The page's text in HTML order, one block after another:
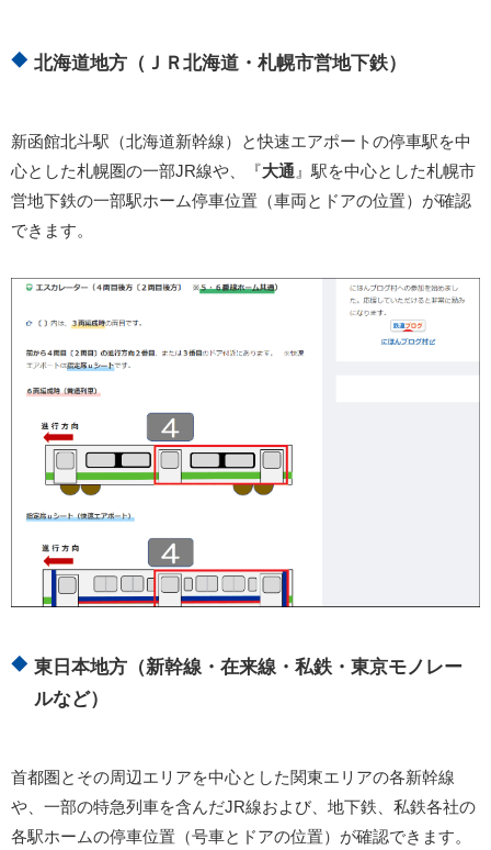
北海道地方（ＪＲ北海道・札幌市営地下鉄）
新函館北斗駅（北海道新幹線）と快速エアポートの停車駅を中
心とした札幌圏の一部JR線や、『大通 』駅を中心とした札幌市
営地下鉄の一部駅ホーム停車位置（車両とドアの位置）が確認
できます。
東日本地方（新幹線・在来線・私鉄・東京モノレー
ルなど）
首都圏とその周辺エリアを中心とした関東エリアの各新幹線
や、一部の特急列車を含んだJR線および、地下鉄、私鉄各社の
各駅ホームの停車位置（号車とドアの位置）が確認できます。